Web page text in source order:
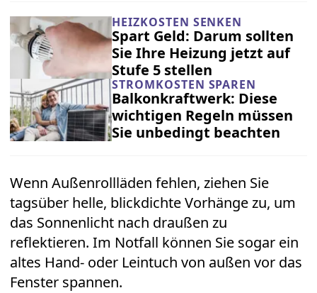
HEIZKOSTEN SENKEN
Spart Geld: Darum sollten
Sie Ihre Heizung jetzt auf
Stufe 5 stellen
STROMKOSTEN SPAREN
Balkonkraftwerk: Diese
wichtigen Regeln müssen
Sie unbedingt beachten
Wenn Außenrollläden fehlen, ziehen Sie
tagsüber helle, blickdichte Vorhänge zu, um
das Sonnenlicht nach draußen zu
reflektieren. Im Notfall können Sie sogar ein
altes Hand- oder Leintuch von außen vor das
Fenster spannen.